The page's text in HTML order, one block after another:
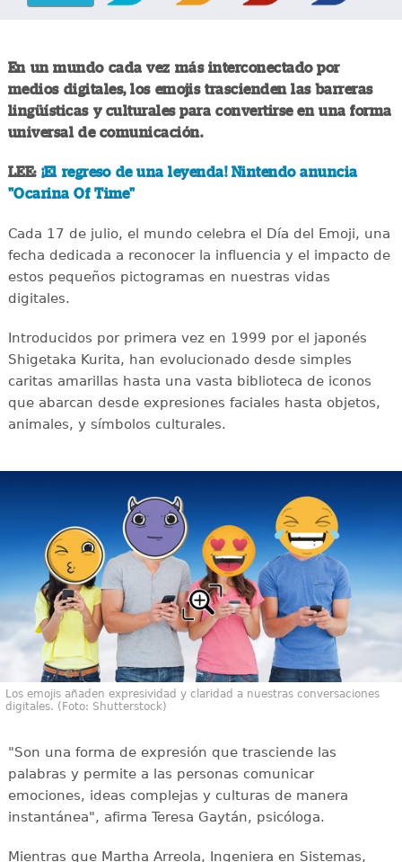
En un mundo cada vez más interconectado por
medios digitales, los emojis trascienden las barreras
lingüísticas y culturales para convertirse en una forma
universal de comunicación.
LEE: ¡El regreso de una leyenda! Nintendo anuncia
"Ocarina Of Time"
Cada 17 de julio, el mundo celebra el Día del Emoji, una
fecha dedicada a reconocer la influencia y el impacto de
estos pequeños pictogramas en nuestras vidas
digitales.
Introducidos por primera vez en 1999 por el japonés
Shigetaka Kurita, han evolucionado desde simples
caritas amarillas hasta una vasta biblioteca de iconos
que abarcan desde expresiones faciales hasta objetos,
animales, y símbolos culturales.
Los emojis añaden expresividad y claridad a nuestras conversaciones
digitales. (Foto: Shutterstock)
"Son una forma de expresión que trasciende las
palabras y permite a las personas comunicar
emociones, ideas complejas y culturas de manera
instantánea", afirma Teresa Gaytán, psicóloga.
Mientras que Martha Arreola, Ingeniera en Sistemas,